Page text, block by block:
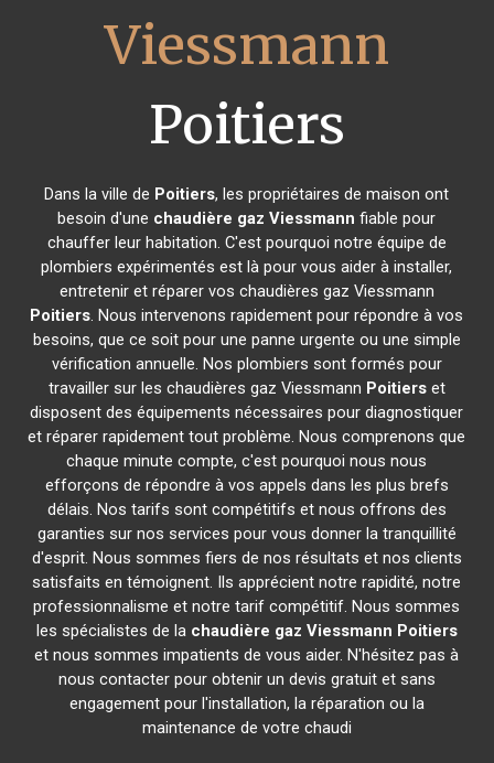
Viessmann
Poitiers
Dans la ville de Poitiers, les propriétaires de maison ont
besoin d'une chaudière gaz Viessmann fiable pour
chauffer leur habitation. C'est pourquoi notre équipe de
plombiers expérimentés est là pour vous aider à installer,
entretenir et réparer vos chaudières gaz Viessmann
Poitiers. Nous intervenons rapidement pour répondre à vos
besoins, que ce soit pour une panne urgente ou une simple
vérification annuelle. Nos plombiers sont formés pour
travailler sur les chaudières gaz Viessmann Poitierset
disposent des équipements nécessaires pour diagnostiquer
et réparer rapidement tout problème. Nous comprenons que
chaque minute compte, c'est pourquoi nous nous
efforçons de répondre à vos appels dans les plus brefs
délais. Nos tarifs sont compétitifs et nous offrons des
garanties sur nos services pour vous donner la tranquillité
d'esprit. Nous sommes fiers de nos résultats et nos clients
satisfaits en témoignent. Ils apprécient notre rapidité, notre
professionnalisme et notre tarif compétitif. Nous sommes
les spécialistes de la chaudière gaz Viessmann Poitiers
et nous sommes impatients de vous aider. N'hésitez pas à
nous contacter pour obtenir un devis gratuit et sans
engagement pour l'installation, la réparation ou la
maintenance de votre chaudi